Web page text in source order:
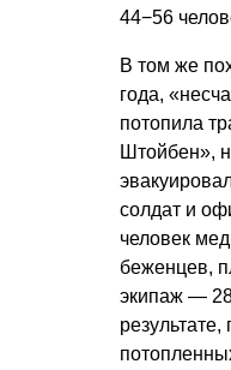
44−56
В том же
года,
потопила
Штойбен»,
солдат и
человек
беженцев,
экипаж —
результате,